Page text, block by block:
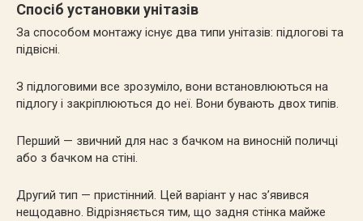
Спосіб установки унітазів
За способом монтажу існує два типи унітазів: підлогові та
підвісні.
З підлоговими все зрозуміло, вони встановлюються на
підлогу і закріплюються до неї. Вони бувають двох типів.
Перший — звичний для нас з бачком на виносній поличці
або з бачком на стіні.
Другий тип — пристінний. Цей варіант у нас з’явився
нещодавно. Відрізняється тим, що задня стінка майже